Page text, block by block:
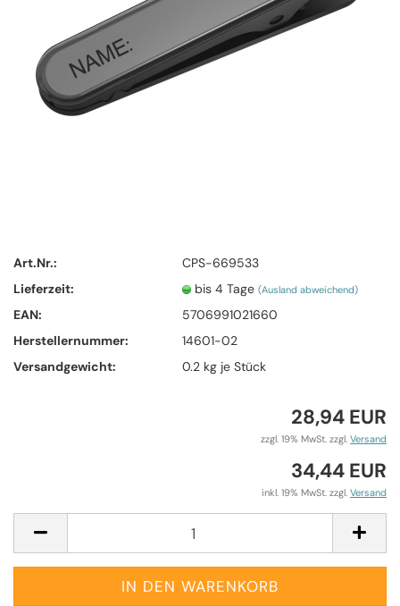
Art.Nr.:
CPS-669533
Lieferzeit:
bis 4 Tage(Ausland abweichend)
EAN:
5706991021660
Herstellernummer:
14601-02
Versandgewicht:
0.2 kg je Stück
28,94 EUR
zzgl. 19% MwSt. zzgl. Versand
34,44 EUR
inkl. 19% MwSt. zzgl. Versand